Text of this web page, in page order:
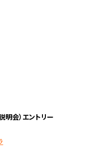
明会）エントリー